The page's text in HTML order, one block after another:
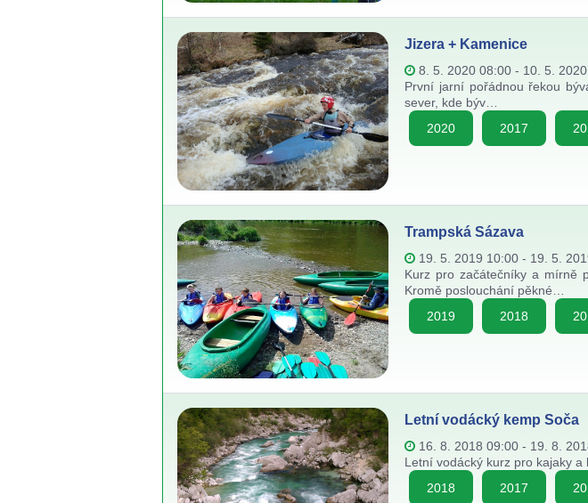
Jizera + Kamenice
8. 5. 2020 08:00 - 10. 5.
První jarní pořádnou řekou
sever, kde býv…
2020
2017
Trampská Sázava
19. 5. 2019 10:00 - 19. 5.
Kurz pro začátečníky a mírně
Kromě poslouchání pěkné…
2019
2018
Letní vodácký kemp Soča
16. 8. 2018 09:00 - 19. 8.
Letní vodácký kurz pro kajaky
2018
2017